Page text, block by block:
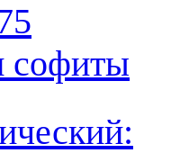
софиты